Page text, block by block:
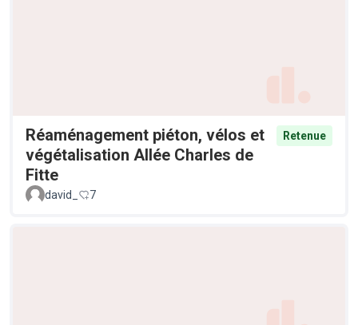
Réaménagement piéton, vélos et
végétalisation Allée Charles de
Fitte
Retenue
david_ 7